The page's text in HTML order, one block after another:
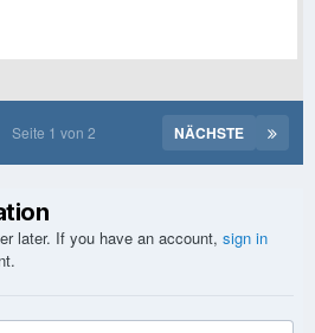
NÄCHSTE
Seite 1 von 2
later. If you have an account, sign in